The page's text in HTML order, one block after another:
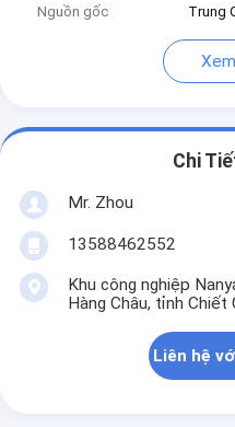
Nguồn gốc
Trung
Chi
Mr. Zhou
13588462552
Khu công nghiệp
Hàng Châu, tỉnh Chiết
Liên hệ